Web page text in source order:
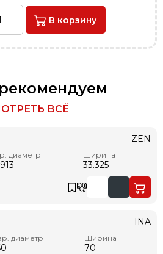
В корзину
ВСЁ
диаметр Ширина
33.325
ZEN
диаметр Ширина
70
INA